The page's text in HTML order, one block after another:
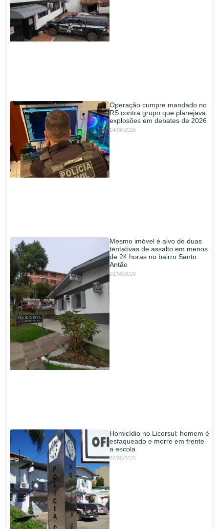
Operação cumpre mandado no
RS contra grupo que planejava
explosões em debates de 2026
04/08/2026
Mesmo imóvel é alvo de duas
tentativas de assalto em menos
de 24 horas no bairro Santo
Antão
02/08/2026
Homicídio no Licorsul: homem é
esfaqueado e morre em frente
a escola
02/08/2026